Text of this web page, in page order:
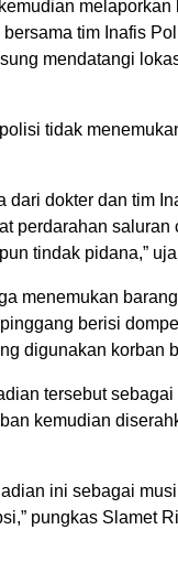
melaporkan
tim Inafis
mendatangi
tidak
dari dokter dan tim
perdarahan saluran
tindak pidana,”
menemukan
berisi
digunakan korban
tersebut
kemudian
ini sebagai
pungkas Slamet